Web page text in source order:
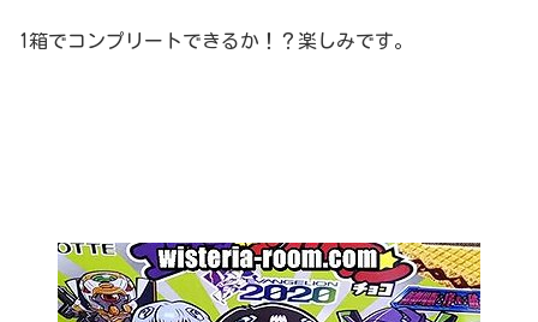
1箱でコンプリートできるか！？楽しみです。